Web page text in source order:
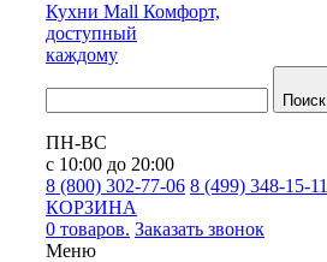
Кухни Mall Комфорт,
доступный
каждому
Поиск
ПН-ВС
с 10:00 до 20:00
8 (800) 302-77-06 8 (499) 348-15-11
КОРЗИНА
0 товаров. Заказать звонок
Меню